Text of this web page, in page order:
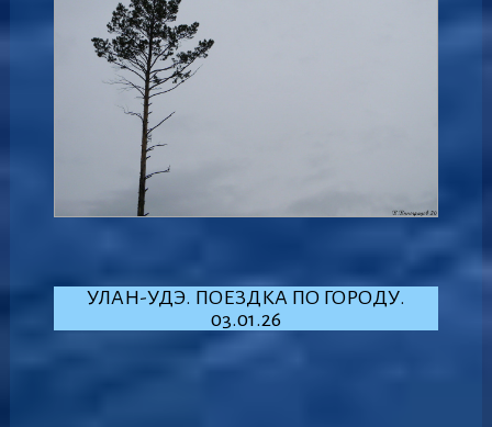
УЛАН-УДЭ. ПОЕЗДКА ПО ГОРОДУ.
03.01.26